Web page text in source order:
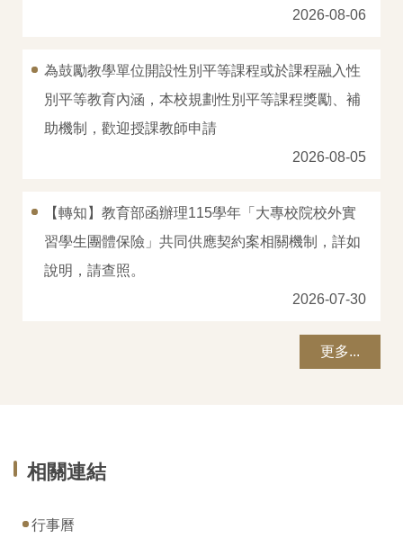
2026-08-06
為鼓勵教學單位開設性別平等課程或於課程融入性
別平等教育內涵，本校規劃性別平等課程獎勵、補
助機制，歡迎授課教師申請
2026-08-05
【轉知】教育部函辦理115學年「大專校院校外實
習學生團體保險」共同供應契約案相關機制，詳如
說明，請查照。
2026-07-30
更多...
相關連結
行事曆